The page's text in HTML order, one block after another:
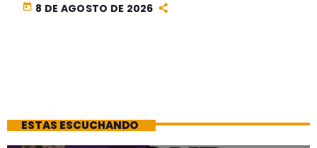
today 8 DE AGOSTO DE 2026
ESTAS ESCUCHANDO